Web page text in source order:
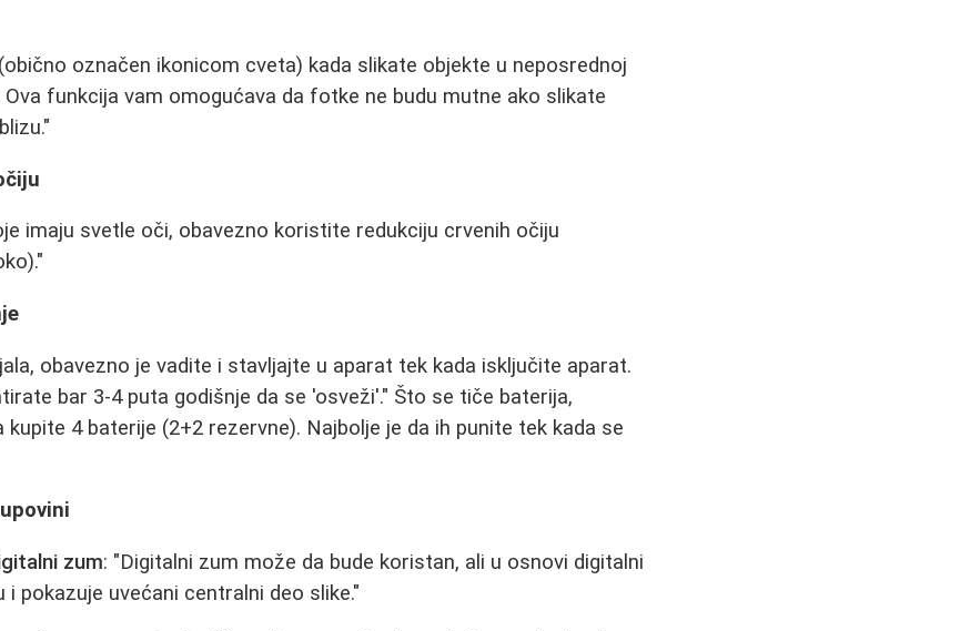
označen ikonicom cveta) kada slikate objekte u neposrednoj
Ova funkcija vam omogućava da fotke ne budu mutne ako slikate
imaju svetle oči, obavezno koristite redukciju crvenih očiju
obavezno je vadite i stavljajte u aparat tek kada isključite aparat.
bar 3-4 puta godišnje da se 'osveži'." Što se tiče baterija,
kupite 4 baterije (2+2 rezervne). Najbolje je da ih punite tek kada se
zum: "Digitalni zum može da bude koristan, ali u osnovi digitalni
pokazuje uvećani centralni deo slike."